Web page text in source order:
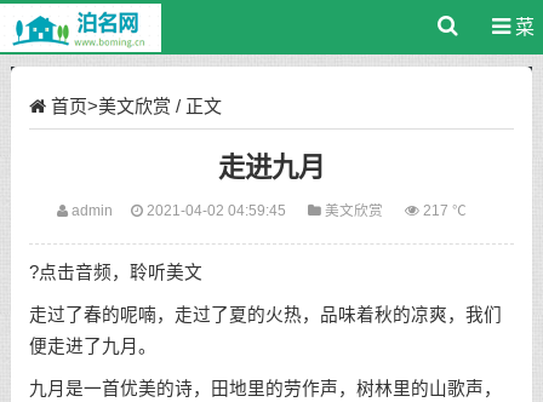
菜
首页>美文欣赏 / 正文
走进九月
admin 2021-04-02 04:59:45 美文欣赏 217 ℃
?点击音频，聆听美文
走过了春的呢喃，走过了夏的火热，品味着秋的凉爽，我们
便走进了九月。
九月是一首优美的诗，田地里的劳作声，树林里的山歌声，